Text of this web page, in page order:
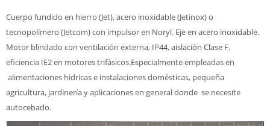
Cuerpo fundido en hierro (Jet), acero inoxidable (Jetinox) o
tecnopolímero (Jetcom) con impulsor en Noryl. Eje en acero inoxidable.
Motor blindado con ventilación externa, IP44, aislación Clase F.
eficiencia IE2 en motores trifásicos.Especialmente empleadas en
alimentaciones hidricas e instalaciones domésticas, pequeña
agricultura, jardinería y aplicaciones en general donde se necesite
autocebado.